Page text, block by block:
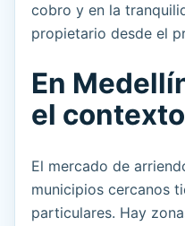
cobro y en la
propietario desde el
En
el
El mercado de
municipios cercanos
particulares. Hay